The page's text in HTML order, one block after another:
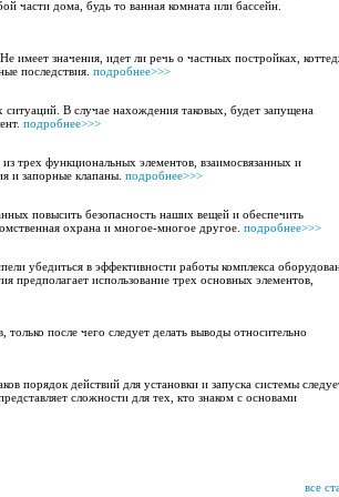
части дома, будь то ванная комната или бассейн.
значения, идет ли речь о частных постройках,
последствия. подробнее>>>
В случае нахождения таковых, будет запущена
подробнее>>>
трех функциональных элементов, взаимосвязанных и
и запорные клапаны. подробнее>>>
повысить безопасность наших вещей и обеспечить
охрана и многое-многое другое. подробнее>>>
убедиться в эффективности работы комплекса
использование трех основных элементов,
после чего следует делать выводы относительно
порядок действий для установки и запуска системы
сложности для тех, кто знаком с основами
все